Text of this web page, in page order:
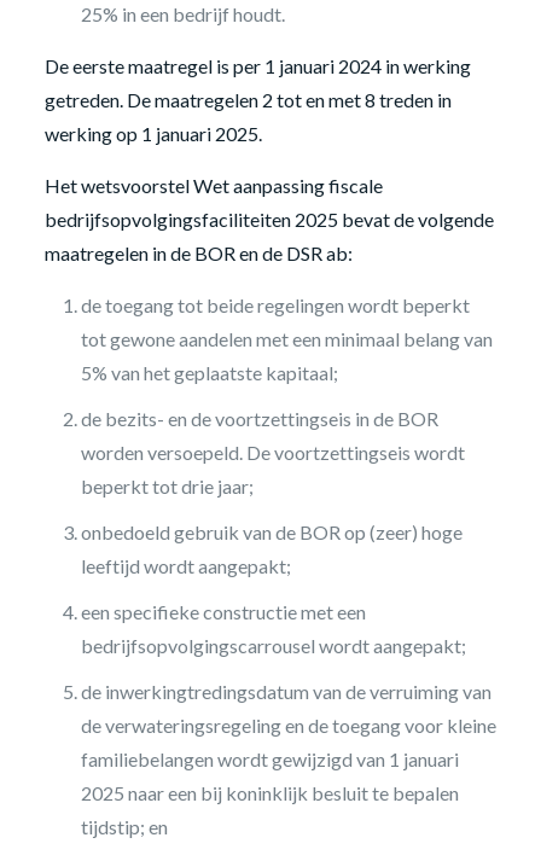
25% in een bedrijf houdt.
De eerste maatregel is per 1 januari 2024 in werking
getreden. De maatregelen 2 tot en met 8 treden in
werking op 1 januari 2025.
Het wetsvoorstel Wet aanpassing fiscale
bedrijfsopvolgingsfaciliteiten 2025 bevat de volgende
maatregelen in de BOR en de DSR ab:
de toegang tot beide regelingen wordt beperkt
tot gewone aandelen met een minimaal belang van
5% van het geplaatste kapitaal;
de bezits- en de voortzettingseis in de BOR
worden versoepeld. De voortzettingseis wordt
beperkt tot drie jaar;
onbedoeld gebruik van de BOR op (zeer) hoge
leeftijd wordt aangepakt;
een specifieke constructie met een
bedrijfsopvolgingscarrousel wordt aangepakt;
de inwerkingtredingsdatum van de verruiming van
de verwateringsregeling en de toegang voor kleine
familiebelangen wordt gewijzigd van 1 januari
2025 naar een bij koninklijk besluit te bepalen
tijdstip; en